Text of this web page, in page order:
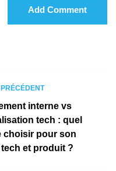
Add Comment
interne vs
tech : quel
choisir pour son
et produit ?